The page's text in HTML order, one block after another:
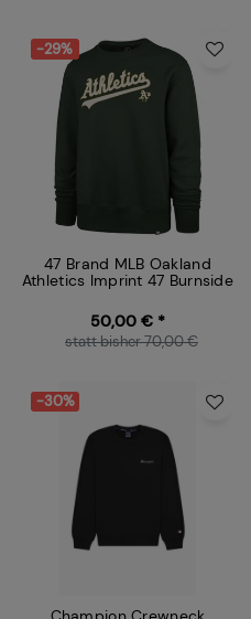
-29%
47 Brand MLB Oakland
Athletics Imprint 47 Burnside
50,00 € *
statt bisher 70,00 €
-30%